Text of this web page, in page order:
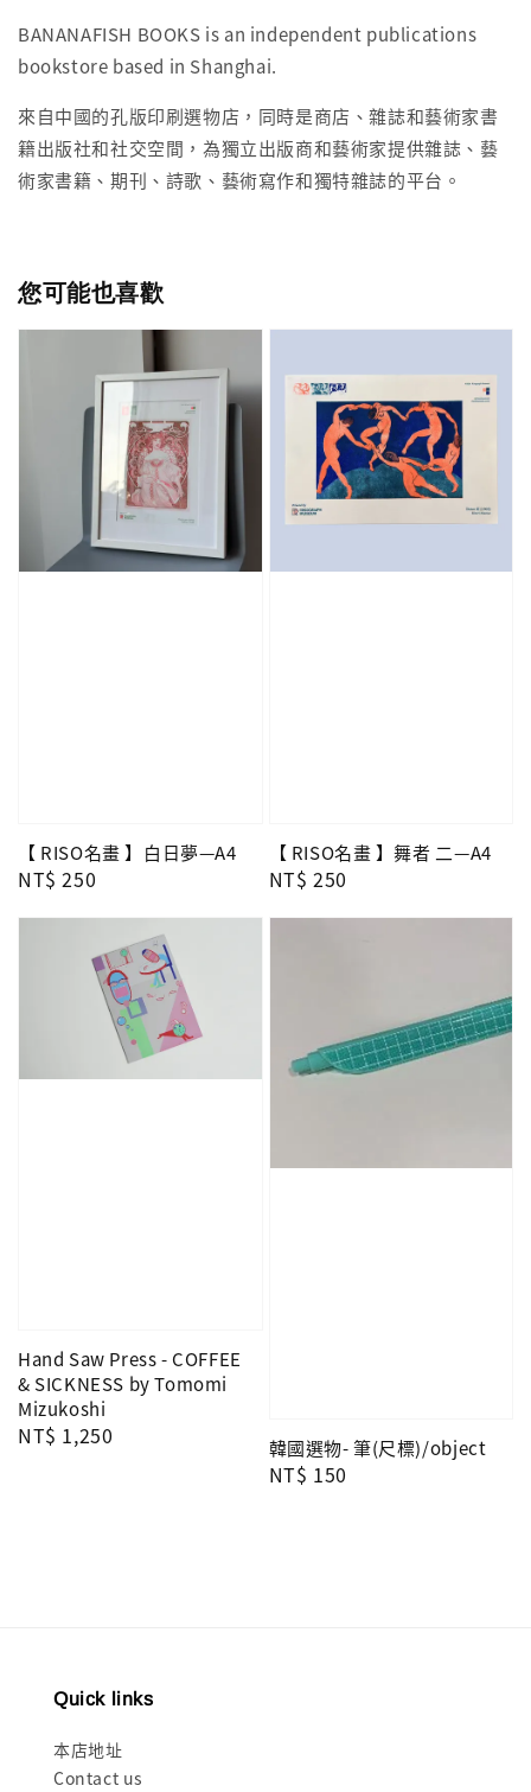
BANANAFISH BOOKS is an independent publications
bookstore based in Shanghai.
來自中國的孔版印刷選物店，同時是商店、雜誌和藝術家書
籍出版社和社交空間，為獨立出版商和藝術家提供雜誌、藝
術家書籍、期刊、詩歌、藝術寫作和獨特雜誌的平台。
您可能也喜歡
【 RISO名畫 】白日夢—A4
Regular
NT$ 250
【 RISO名畫 】舞者 二—A4
Regular
NT$ 250
Hand Saw Press - COFFEE
& SICKNESS by Tomomi
Mizukoshi
Regular
NT$ 1,250 韓國選物- 筆(尺標)/object
Regular
NT$ 150
Quick links
本店地址
Contact us